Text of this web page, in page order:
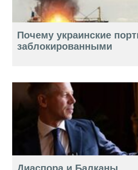
Почему украинские
заблокированными